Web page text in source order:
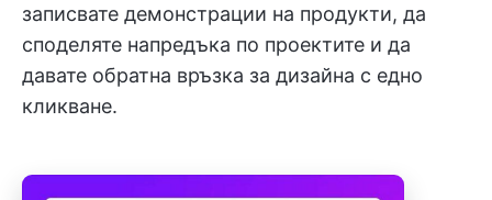
записвате демонстрации на продукти, да
споделяте напредъка по проектите и да
давате обратна връзка за дизайна с едно
кликване.